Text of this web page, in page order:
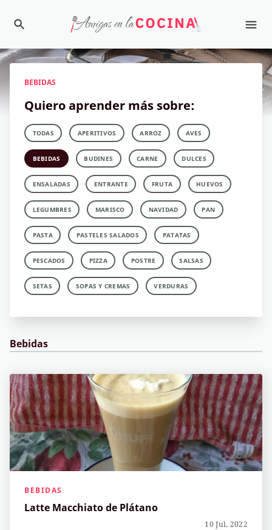
BEBIDAS
Quiero aprender más sobre:
TODAS APERITIVOS ARROZ AVES
BEBIDAS BUDINES CARNE DULCES
ENSALADAS ENTRANTE FRUTA HUEVOS
LEGUMBRES MARISCO NAVIDAD PAN
PASTA PASTELES SALADOS PATATAS
PESCADOS PIZZA POSTRE SALSAS
SETAS SOPAS Y CREMAS VERDURAS
Bebidas
BEBIDAS
Latte Macchiato de Plátano
10 Jul, 2022